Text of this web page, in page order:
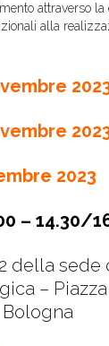
attraverso la
alla
2023
– 14.30/
della sede
–
Bologna